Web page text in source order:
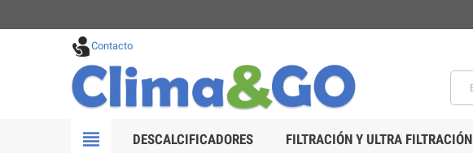
Contacto
 DESCALCIFICADORES FILTRACIÓN Y ULTRA FILTRACIÓN